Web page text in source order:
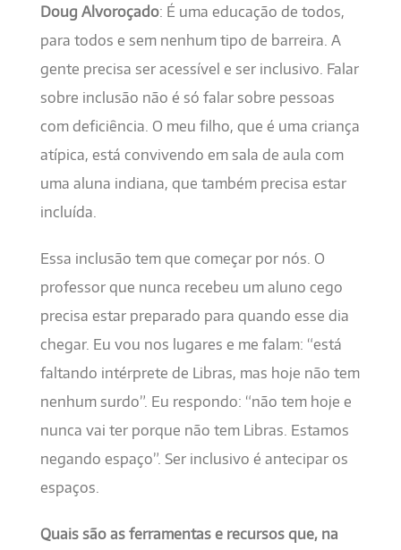
Doug Alvoroçado: É uma educação de todos,
para todos e sem nenhum tipo de barreira. A
gente precisa ser acessível e ser inclusivo. Falar
sobre inclusão não é só falar sobre pessoas
com deficiência. O meu filho, que é uma criança
atípica, está convivendo em sala de aula com
uma aluna indiana, que também precisa estar
incluída.
Essa inclusão tem que começar por nós. O
professor que nunca recebeu um aluno cego
precisa estar preparado para quando esse dia
chegar. Eu vou nos lugares e me falam: “está
faltando intérprete de Libras, mas hoje não tem
nenhum surdo”. Eu respondo: “não tem hoje e
nunca vai ter porque não tem Libras. Estamos
negando espaço”. Ser inclusivo é antecipar os
espaços.
Quais são as ferramentas e recursos que, na